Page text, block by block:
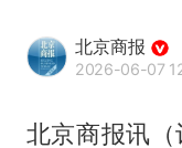
北京商报
2026-06-07
北京商报讯